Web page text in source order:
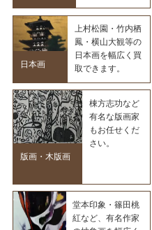
日本画
上村松園・竹内栖
鳳・横山大観等の
日本画を幅広く買
取できます。
版画・木版画
棟方志功など
有名な版画家
もお任せくだ
さい。
堂本印象・篠田桃
紅など、有名作家